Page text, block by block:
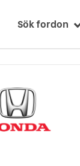
Sök fordon